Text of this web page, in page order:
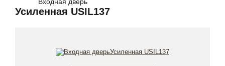
Усиленная USIL137